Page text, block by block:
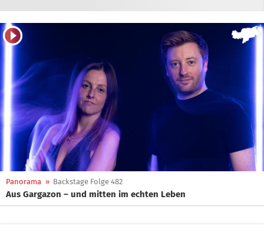
Panorama » Backstage Folge 482
Aus Gargazon – und mitten im echten Leben